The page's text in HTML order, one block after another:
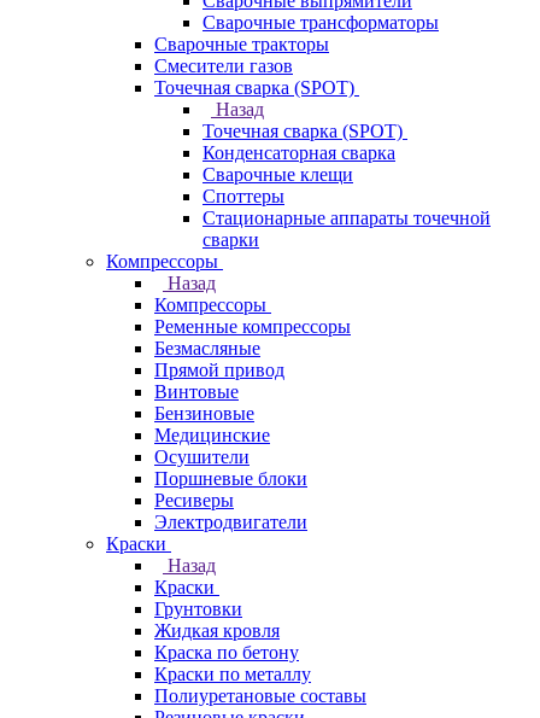
Сварочные трансформаторы
Сварочные тракторы
Смесители газов
Точечная сварка (SPOT)
Назад
Точечная сварка (SPOT)
Конденсаторная сварка
Сварочные клещи
Споттеры
Стационарные аппараты точечной
сварки
Компрессоры
Назад
Компрессоры
Ременные компрессоры
Безмасляные
Прямой привод
Винтовые
Бензиновые
Медицинские
Осушители
Поршневые блоки
Ресиверы
Электродвигатели
Краски
Назад
Краски
Грунтовки
Жидкая кровля
Краска по бетону
Краски по металлу
Полиуретановые составы